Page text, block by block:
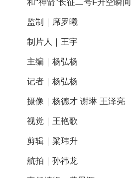
和“神箭”长征二号F升空瞬间
监制｜席罗曦
制片人｜王宇
主编｜杨弘杨
记者｜杨弘杨
摄像｜杨德才 谢琳 王泽亮
视觉｜王艳歌
剪辑｜粱玮升
航拍｜孙祎龙